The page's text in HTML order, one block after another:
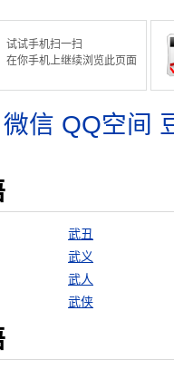
试试手机扫一扫
在你手机上继续浏览此页面
微信 QQ空间
武丑
武义
武人
武侠